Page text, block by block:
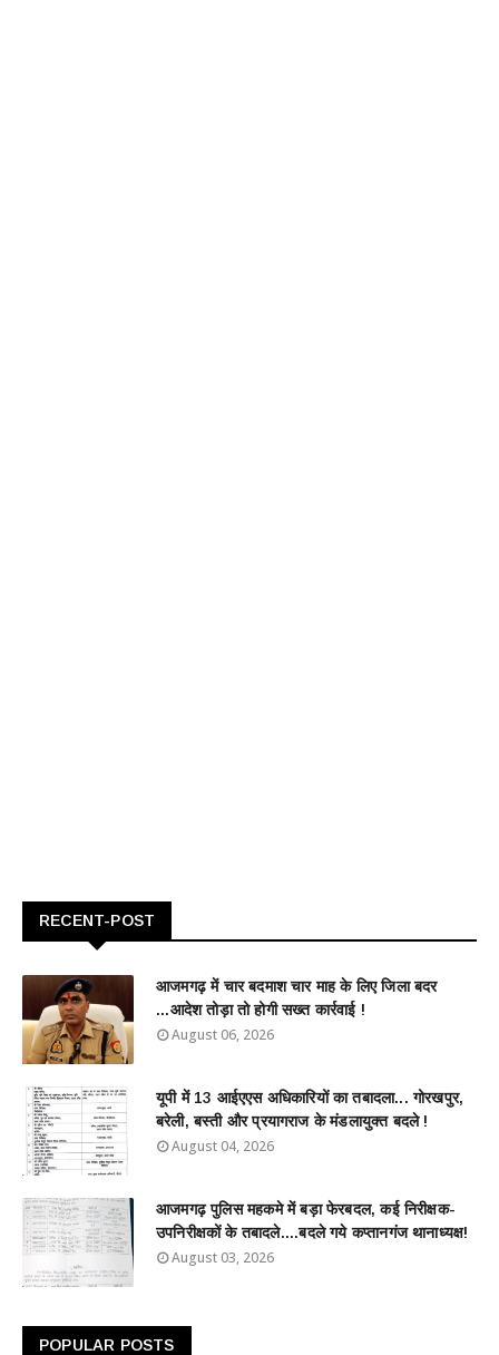
RECENT-POST
आजमगढ़ में चार बदमाश चार माह के लिए जिला बदर
...आदेश तोड़ा तो होगी सख्त कार्रवाई !
August 06, 2026
यूपी में 13 आईएएस अधिकारियों का तबादला... गोरखपुर,
बरेली, बस्ती और प्रयागराज के मंडलायुक्त बदले !
August 04, 2026
आजमगढ़ पुलिस महकमे में बड़ा फेरबदल, कई निरीक्षक-
उपनिरीक्षकों के तबादले....बदले गये कप्तानगंज थानाध्यक्ष!
August 03, 2026
POPULAR POSTS